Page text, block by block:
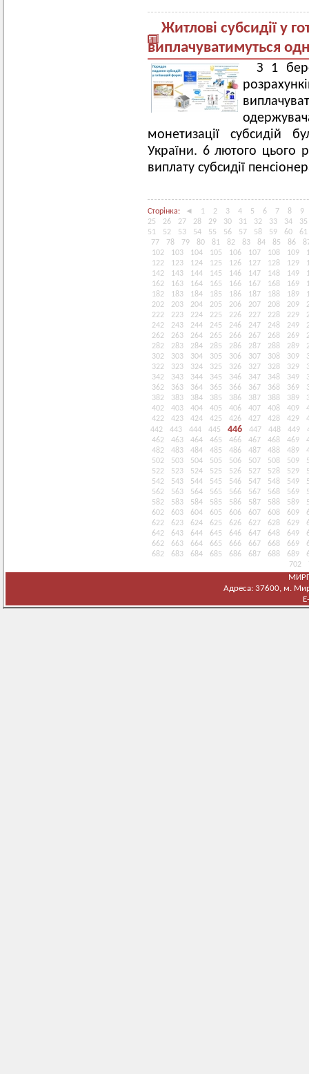
Житлові субсидії у
виплачуватимуться
З 1
монетизації субсидій
України. 6 лютого цього
виплату субсидії
Сторінка: ◄ 1 2 3 4 5 6 7 8
9
25
26 27 28 29 30 31 32 33 34
35
51
52 53 54 55 56 57 58 59 60
61
77
78 79 80 81 82 83 84 85 86
102
103 104 105 106 107 108 109
122
123 124 125 126 127 128 129
142
143 144 145 146 147 148 149
162
163 164 165 166 167 168 169
182
183 184 185 186 187 188 189
202
203 204 205 206 207 208 209
222
223 224 225 226 227 228 229
242
243 244 245 246 247 248 249
262
263 264 265 266 267 268 269
282
283 284 285 286 287 288 289
302
303 304 305 306 307 308 309
322
323 324 325 326 327 328 329
342
343 344 345 346 347 348 349
362
363 364 365 366 367 368 369
382
383 384 385 386 387 388 389
402
403 404 405 406 407 408 409
422
423 424 425 426 427 428 429
442
443 444 445 446 447 448 449
462
463 464 465 466 467 468 469
482
483 484 485 486 487 488 489
502
503 504 505 506 507 508 509
522
523 524 525 526 527 528 529
542
543 544 545 546 547 548 549
562
563 564 565 566 567 568 569
582
583 584 585 586 587 588 589
602
603 604 605 606 607 608 609
622
623 624 625 626 627 628 629
642
643 644 645 646 647 648 649
662
663 664 665 666 667 668 669
682
683 684 685 686 687 688 689
702
Адреса: 37600, м.